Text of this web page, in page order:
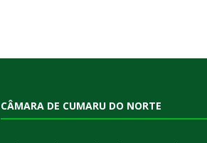
CÂMARA DE CUMARU DO NORTE